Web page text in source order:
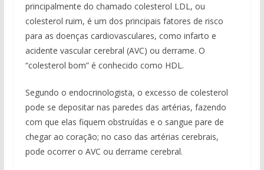
principalmente do chamado colesterol LDL, ou
colesterol ruim, é um dos principais fatores de risco
para as doenças cardiovasculares, como infarto e
acidente vascular cerebral (AVC) ou derrame. O
“colesterol bom” é conhecido como HDL.
Segundo o endocrinologista, o excesso de colesterol
pode se depositar nas paredes das artérias, fazendo
com que elas fiquem obstruídas e o sangue pare de
chegar ao coração; no caso das artérias cerebrais,
pode ocorrer o AVC ou derrame cerebral.